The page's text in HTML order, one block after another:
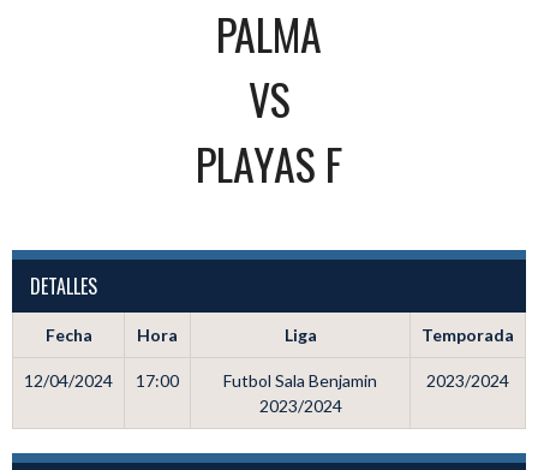
PALMA
VS
PLAYAS F
DETALLES
Fecha Hora Liga Temporada
12/04/2024 17:00
Futbol Sala Benjamin
2023/2024
2023/2024